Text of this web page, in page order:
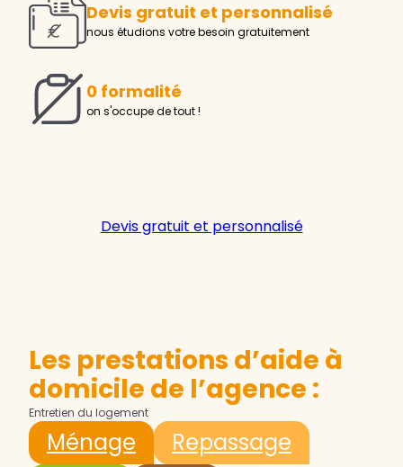
Devis gratuit et personnalisé
nous étudions votre besoin gratuitement
0 formalité
on s'occupe de tout !
Devis gratuit et personnalisé
Les prestations d’aide à
domicile de l’agence :
Entretien du logement
Ménage
Repassage